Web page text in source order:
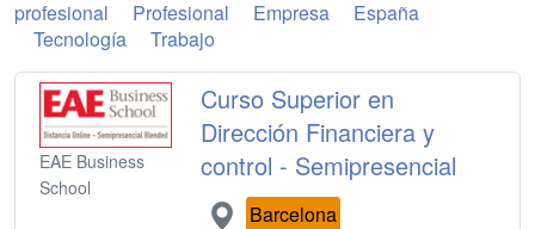
profesional
Profesional Empresa
España
Tecnología
Trabajo
EAE Business
School
Curso Superior en
Dirección Financiera y
control - Semipresencial
Barcelona